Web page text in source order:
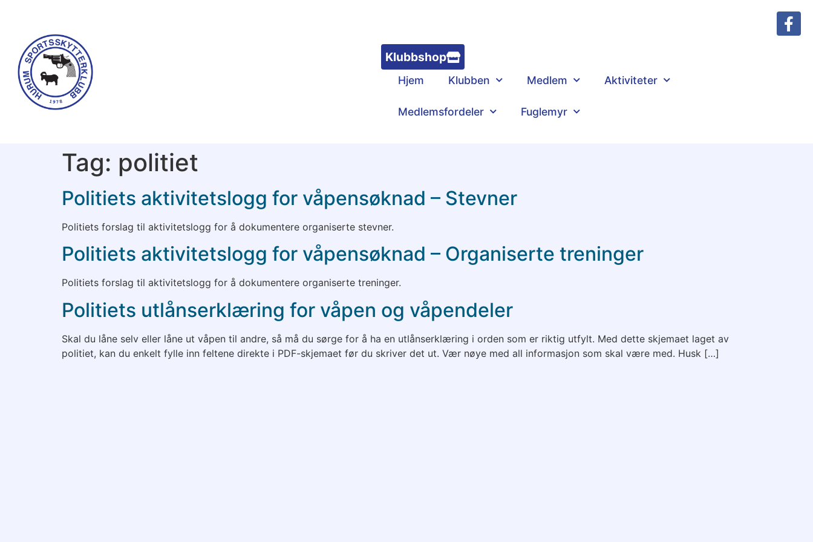
Klubbshop
Hjem Klubben Medlem Aktiviteter
Medlemsfordeler Fuglemyr
Tag: politiet
Politiets aktivitetslogg for våpensøknad – Stevner
Politiets forslag til aktivitetslogg for å dokumentere organiserte stevner.
Politiets aktivitetslogg for våpensøknad – Organiserte treninger
Politiets forslag til aktivitetslogg for å dokumentere organiserte treninger.
Politiets utlånserklæring for våpen og våpendeler
Skal du låne selv eller låne ut våpen til andre, så må du sørge for å ha en utlånserklæring i orden som er riktig utfylt. Med dette skjemaet laget av
politiet, kan du enkelt fylle inn feltene direkte i PDF-skjemaet før du skriver det ut. Vær nøye med all informasjon som skal være med. Husk […]